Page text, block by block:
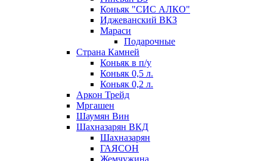
Коньяк "СИС АЛКО"
Иджеванский ВКЗ
Мараси
Подарочные
Страна Камней
Коньяк в п/у
Коньяк 0,5 л.
Коньяк 0,2 л.
Аркон Трейд
Мргашен
Шаумян Вин
Шахназарян ВКД
Шахназарян
ГАЯСОН
Жемчужина